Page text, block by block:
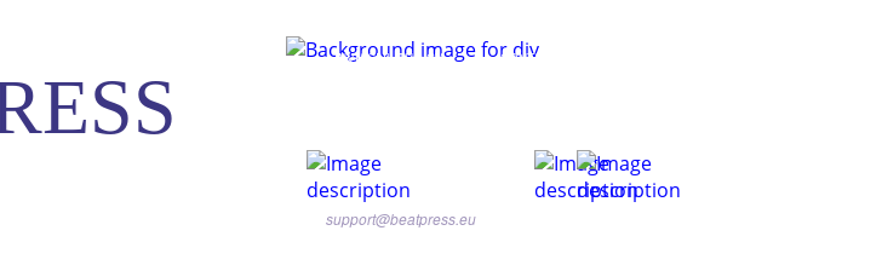
INVIACI IL TUO CV CONTATTACI
support@beatpress.eu